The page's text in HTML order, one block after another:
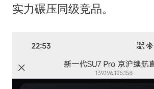
实力碾压同级竞品。